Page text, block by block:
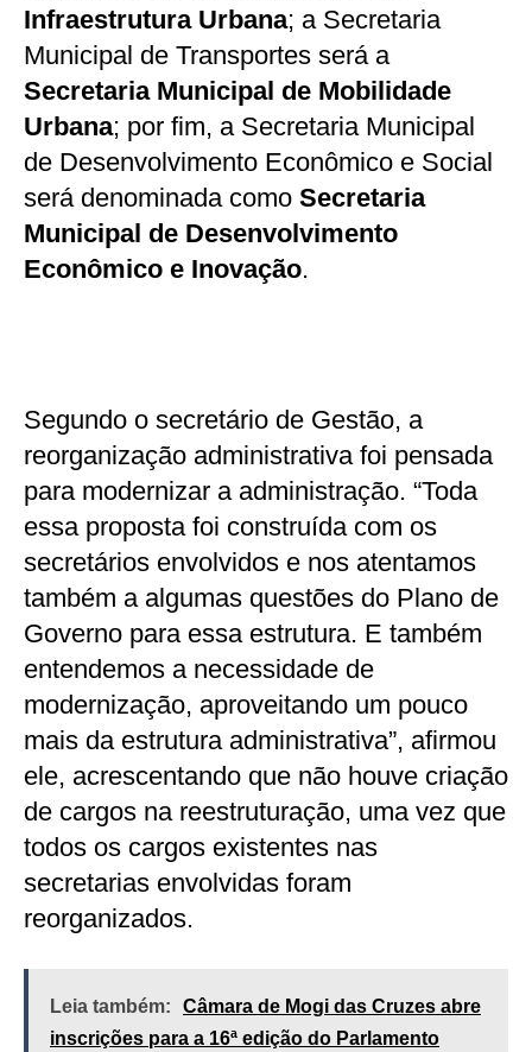
Infraestrutura Urbana; a Secretaria
Municipal de Transportes será a
Secretaria Municipal de Mobilidade
Urbana; por fim, a Secretaria Municipal
de Desenvolvimento Econômico e Social
será denominada como Secretaria
Municipal de Desenvolvimento
Econômico e Inovação.
Segundo o secretário de Gestão, a
reorganização administrativa foi pensada
para modernizar a administração. “Toda
essa proposta foi construída com os
secretários envolvidos e nos atentamos
também a algumas questões do Plano de
Governo para essa estrutura. E também
entendemos a necessidade de
modernização, aproveitando um pouco
mais da estrutura administrativa”, afirmou
ele, acrescentando que não houve criação
de cargos na reestruturação, uma vez que
todos os cargos existentes nas
secretarias envolvidas foram
reorganizados.
Leia também:
Câmara de Mogi das Cruzes abre
inscrições para a 16ª edição do Parlamento